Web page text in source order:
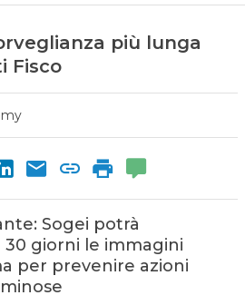
più lunga
Fisco
Sogei potrà
giorni le immagini
per prevenire azioni